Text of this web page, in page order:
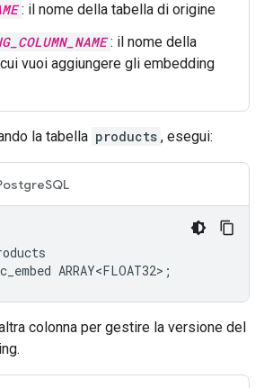
: il nome della tabella di origine
: il nome della
vuoi aggiungere gli embedding
la tabella products , esegui:
ARRAY<FLOAT32> ;
colonna per gestire la versione del